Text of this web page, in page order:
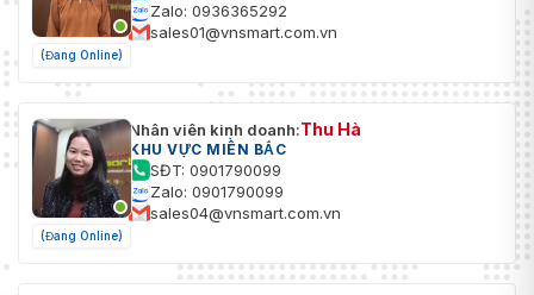
(Đang Online)
Zalo: 0936365292
sales01@vnsmart.com.vn
(Đang Online)
Nhân viên kinh doanh:Thu Hà
KHU VỰC MIỀN BẮC
SĐT: 0901790099
Zalo: 0901790099
sales04@vnsmart.com.vn